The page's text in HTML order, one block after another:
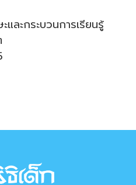
และกระบวนการเรียนรู้